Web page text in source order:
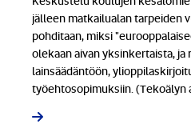
jälleen matkailualan tarpeiden
pohditaan, miksi
olekaan aivan yksinkertaista,
lainsäädäntöön,
työehtosopimuksiin.